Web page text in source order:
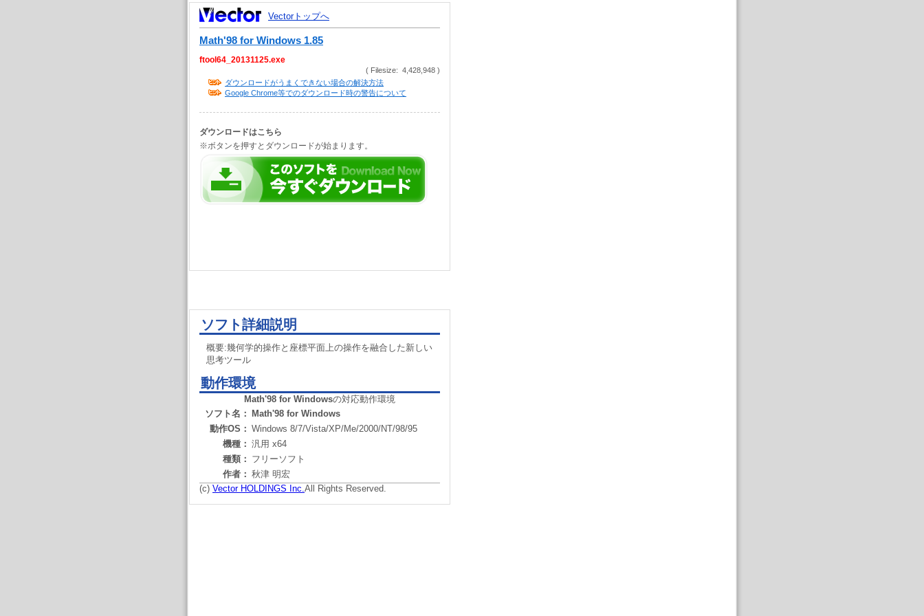
Vectorトップへ
Math'98 for Windows 1.85
ftool64_20131125.exe
( Filesize: 4,428,948 )
ダウンロードがうまくできない場合の解決方法
Google Chrome等でのダウンロード時の警告について
ダウンロードはこちら
※ボタンを押すとダウンロードが始まります。
ソフト詳細説明
概要:幾何学的操作と座標平面上の操作を融合した新しい
思考ツール
動作環境
Math'98 for Windowsの対応動作環境
ソフト名：
Math'98 for Windows
動作OS： Windows 8/7/Vista/XP/Me/2000/NT/98/95
機種： 汎用 x64
種類： フリーソフト
作者： 秋津 明宏
(c) Vector HOLDINGS Inc.All Rights Reserved.